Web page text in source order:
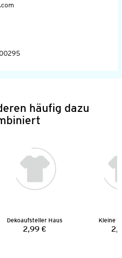
häufig dazu
Dekoaufsteller Haus
Preis:
2,99 €
Kleine